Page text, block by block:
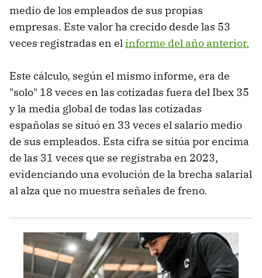
medio de los empleados de sus propias
empresas. Este valor ha crecido desde las 53
veces registradas en elinforme del año anterior.
Este cálculo, según el mismo informe, era de
"solo" 18 veces en las cotizadas fuera del Ibex 35
y la media global de todas las cotizadas
españolas se situó en 33 veces el salario medio
de sus empleados. Esta cifra se sitúa por encima
de las 31 veces que se registraba en 2023,
evidenciando una evolución de la brecha salarial
al alza que no muestra señales de freno.